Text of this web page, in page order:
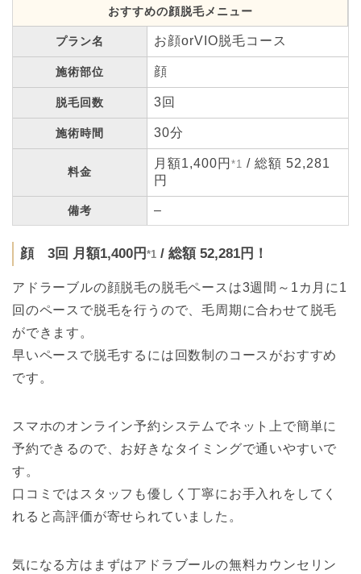
おすすめの顔脱毛メニュー
プラン名 お顔orVIO脱毛コース
施術部位 顔
脱毛回数 3回
施術時間 30分
料金
月額1,400円 *1 / 総額 52,281
円
備考 –
顔 3回 月額1,400円 *1 / 総額 52,281円！
アドラーブルの顔脱毛の脱毛ペースは3週間～1カ月に1
回のペースで脱毛を行うので、毛周期に合わせて脱毛
ができます。
早いペースで脱毛するには回数制のコースがおすすめ
です。
スマホのオンライン予約システムでネット上で簡単に
予約できるので、お好きなタイミングで通いやすいで
す。
口コミではスタッフも優しく丁寧にお手入れをしてく
れると高評価が寄せられていました。
気になる方はまずはアドラブールの無料カウンセリン